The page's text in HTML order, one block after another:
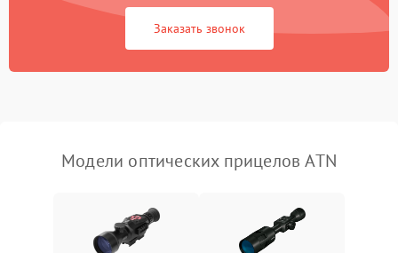
защиты от замыкания
1000 ₽
защиты от перегрева
Заказать звонок
Модели оптических прицелов ATN